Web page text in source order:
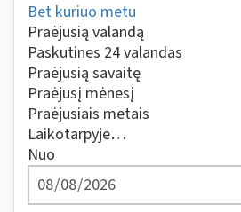
Bet kuriuo metu
Praėjusią valandą
Paskutines 24 valandas
Praėjusią savaitę
Praėjusį mėnesį
Praėjusiais metais
Laikotarpyje…
Nuo